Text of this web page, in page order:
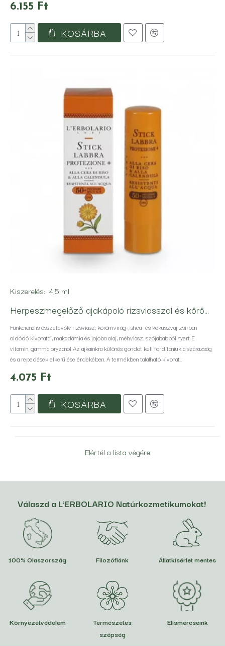
6.155 Ft
KOSÁRBA
Kiszerelés:: 4,5 ml
Herpeszmegelőző ajakápoló rizsviasszal és körömvirággal spf 50+
Funkcionális összetevők: rizsviasz, körömvirág-, shea- és kókuszvaj zsírban
oldódó kivonatai, makadámia és jojoba olaj, méhviasz, szójababból nyert E
vitamin, gamma oryzanol Az ajkainkra különös gondot kell fordítaniuk a szárazság
és a repedések elkerülése érdekében. A termékben található kivonat..
4.075 Ft
KOSÁRBA
Elértél a lista végére
Válaszd a L'ERBOLARIO Natúrkozmetikumokat!
100% Olaszország Filozófiánk Állatkísérlet mentes
Környezetvédelem
Természetes
szépség
Elismeréseink